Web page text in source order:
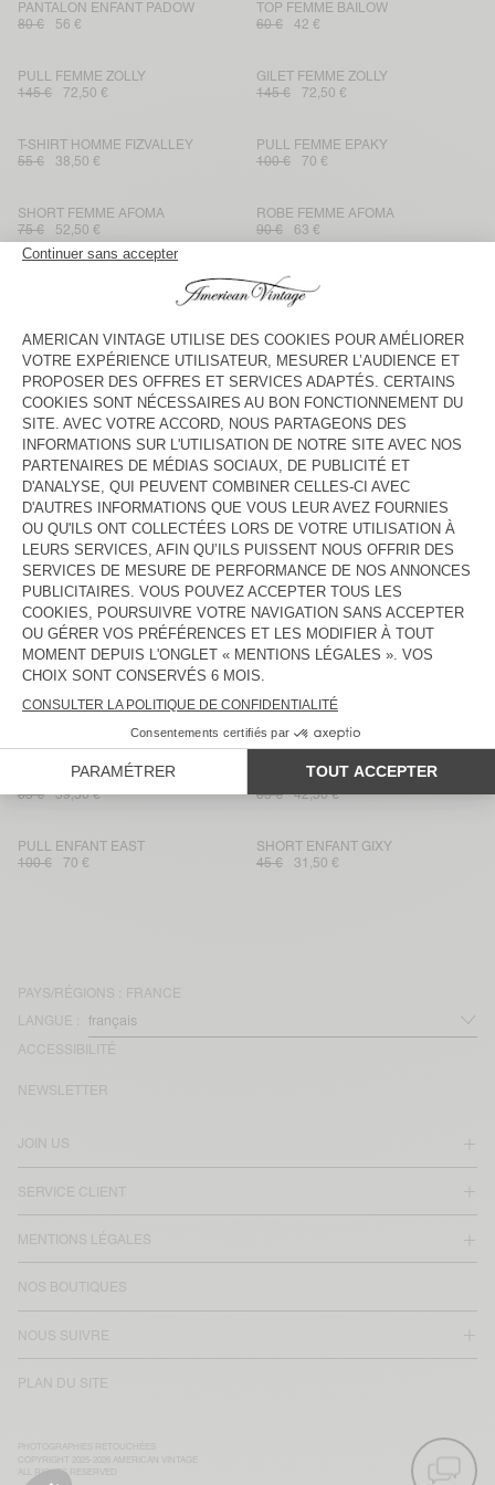
PANTALON ENFANT PADOW
80 €
56 €
TOP FEMME BAILOW
60 €
42 €
PULL FEMME ZOLLY
145 €
72,50 €
GILET FEMME ZOLLY
145 €
72,50 €
T-SHIRT HOMME FIZVALLEY
55 €
38,50 €
PULL FEMME EPAKY
100 €
70 €
SHORT FEMME AFOMA
75 €
52,50 €
ROBE FEMME AFOMA
90 €
63 €
GILET FEMME DAMSVILLE
125 €
62,50 €
JOGGING ENFANT ATUBAY
60 €
30 €
100 €
70 €
SWEAT À CAPUCHE ENFANT
ATUBAY
85 €
42,50 €
DÉBARDEUR FEMME GIXY
75 € 52,50 €
DÉBARDEUR FEMME APOLY
40 €
28 €
ROBE FEMME PYMAZ
95 €
66,50 €
PANTALON ENFANT PUSWAY
85 €
59,50 €
SHORT FEMME AFOMA
75 €
52,50 €
SHORT HOMME BAILOW
75 €
52,50 €
T-SHIRT FEMME AFOMA
75 €
52,50 €
SHORT ENFANT FIZVALLEY
SHORT FEMME YSOLI
80 €
56 €
CHEMISE FEMME BAILOW
85 €
59,50 €
SHORT FEMME ANKAZ
85 €
42,50 €
PULL ENFANT EAST
100 €
70 €
SHORT ENFANT GIXY
45 €
31,50 €
PAYS/RÉGIONS : FRANCE
LANGUE :
ACCESSIBILITÉ
JOIN US
SERVICE CLIENT
MENTIONS LÉGALES
NOS BOUTIQUES
NOUS SUIVRE
PLAN DU SITE
NEWSLETTER
COPYRIGHT 2025-2026 AMERICAN VINTAGE
ALL RIGHTS RESERVED